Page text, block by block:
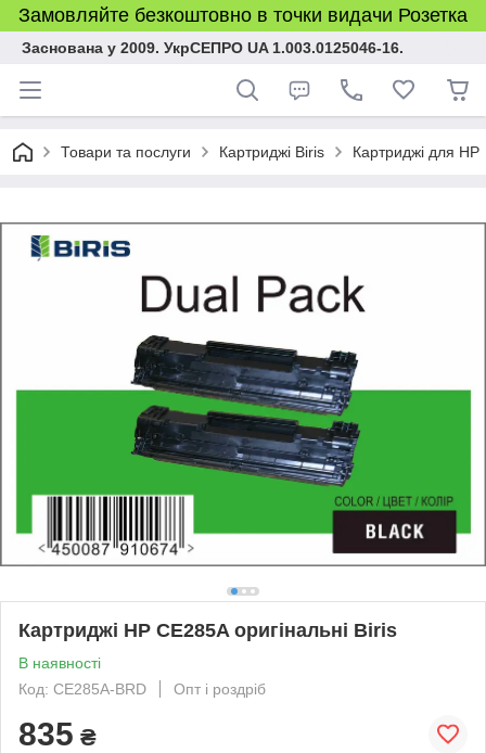
Замовляйте безкоштовно в точки видачи Розетка
Заснована у 2009. УкрСЕПРО UA 1.003.0125046-16.
Товари та послуги Картриджі Biris Картриджі для HP
Картриджі HP CE285A оригінальні Biris
В наявності
Код: CE285A-BRD
Опт і роздріб
835 ₴